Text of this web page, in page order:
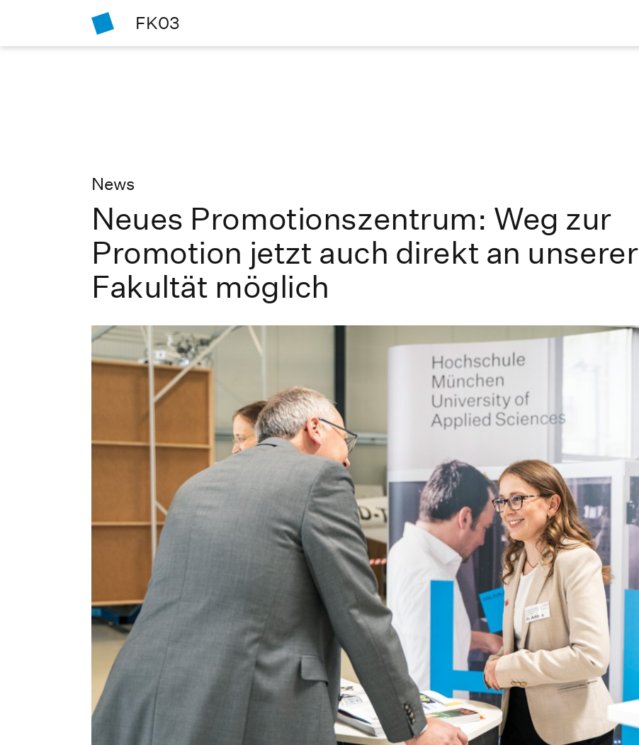
FK03
News
Neues Promotionszentrum: Weg zur
Promotion jetzt auch direkt an unserer
Fakultät möglich